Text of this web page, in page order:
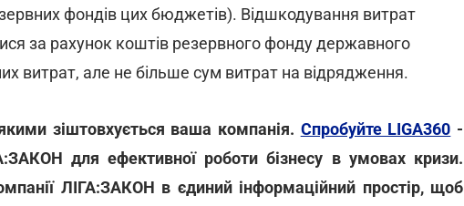
фондів цих бюджетів). Відшкодування витрат
за рахунок коштів резервного фонду державного
витрат, але не більше сум витрат на відрядження.
зіштовхується ваша компанія. Спробуйте LIGA360 -
для ефективної роботи бізнесу в умовах кризи.
ЛІГА:ЗАКОН в єдиний інформаційний простір, щоб